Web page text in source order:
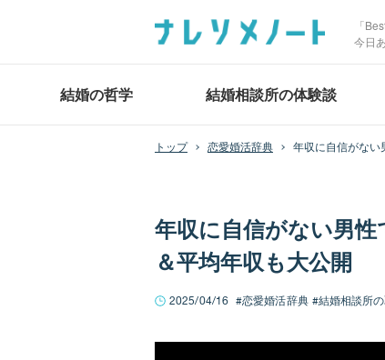
「
今日
結婚の哲学 結婚相談所の体験談
恋愛婚活辞典 年収に自信がない
年収に自信がない男
＆平均年収も大公開
2025/04/16 恋愛婚活辞典 結婚相談所